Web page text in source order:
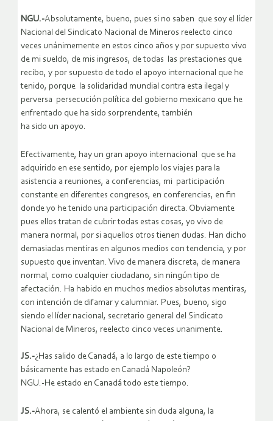
NGU.-Absolutamente, bueno, pues si no saben que soy el líder
Nacional del Sindicato Nacional de Mineros reelecto cinco
veces unánimemente en estos cinco años y por supuesto vivo
de mi sueldo, de mis ingresos, de todas las prestaciones que
recibo, y por supuesto de todo el apoyo internacional que he
tenido, porque la solidaridad mundial contra esta ilegal y
perversa persecución política del gobierno mexicano que he
enfrentado que ha sido sorprendente, también
ha sido un apoyo.
Efectivamente, hay un gran apoyo internacional que se ha
adquirido en ese sentido, por ejemplo los viajes para la
asistencia a reuniones, a conferencias, mi participación
constante en diferentes congresos, en conferencias, en fin
donde yo he tenido una participación directa. Obviamente
pues ellos tratan de cubrir todas estas cosas, yo vivo de
manera normal, por si aquellos otros tienen dudas. Han dicho
demasiadas mentiras en algunos medios con tendencia, y por
supuesto que inventan. Vivo de manera discreta, de manera
normal, como cualquier ciudadano, sin ningún tipo de
afectación. Ha habido en muchos medios absolutas mentiras,
con intención de difamar y calumniar. Pues, bueno, sigo
siendo el líder nacional, secretario general del Sindicato
Nacional de Mineros, reelecto cinco veces unanimente.
JS.-¿Has salido de Canadá, a lo largo de este tiempo o
básicamente has estado en Canadá Napoleón?
NGU.-He estado en Canadá todo este tiempo.
JS.-Ahora, se calentó el ambiente sin duda alguna, la